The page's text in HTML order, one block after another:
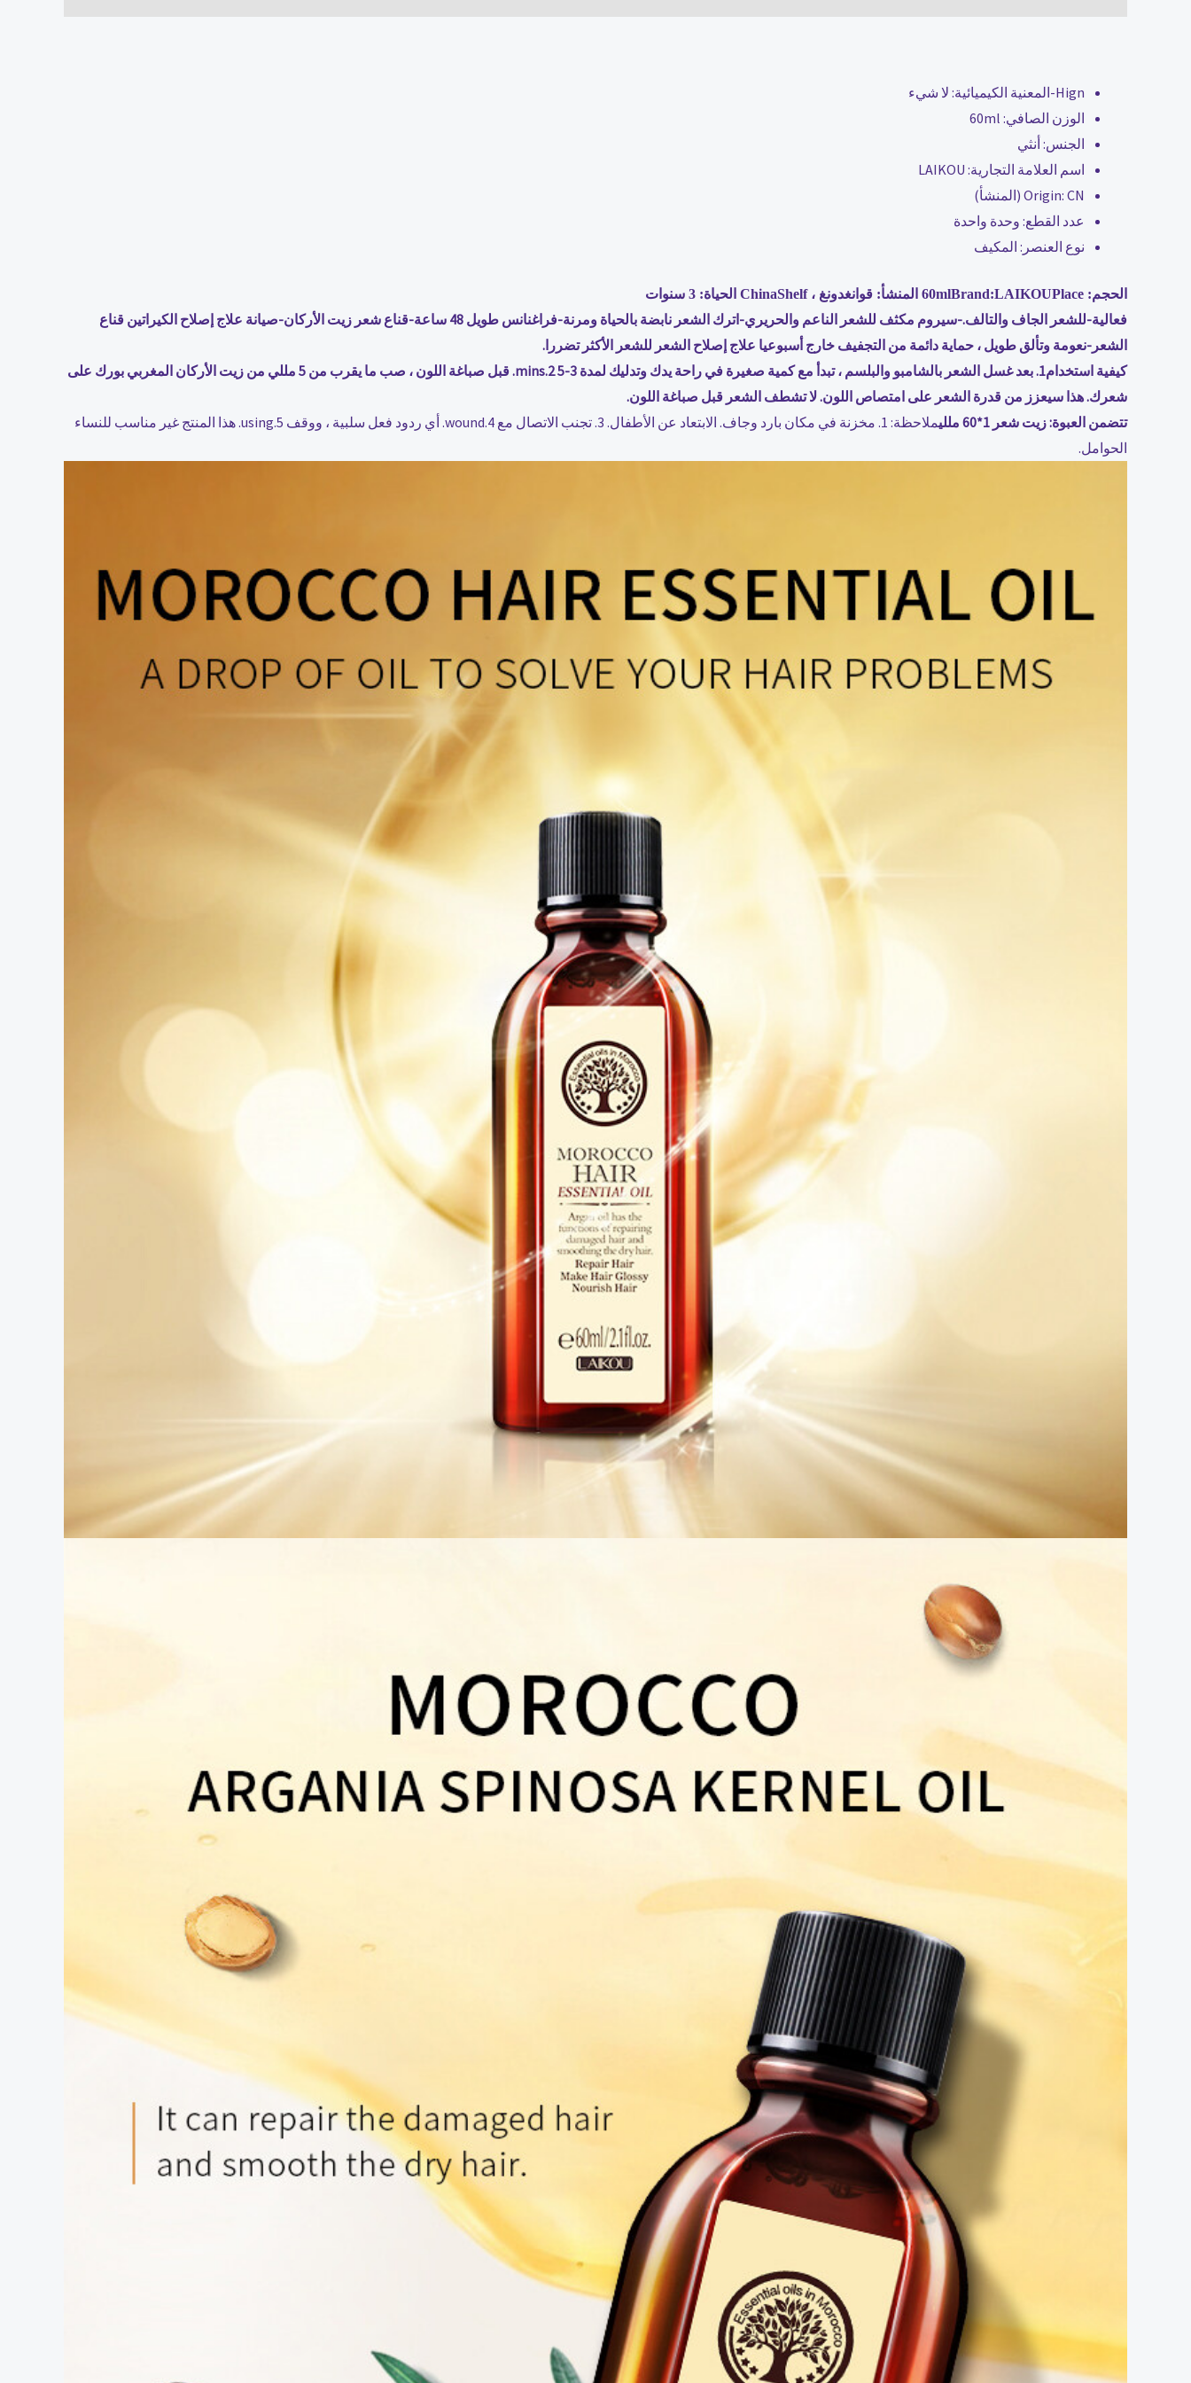
Hign-المعنية الكيميائية:
لا شيء
الوزن الصافي: 60ml
الجنس:أنثي
اسم العلامة التجارية: LAIKOU
Origin: CN (المنشأ)
عدد القطع: وحدة واحدة
نوع العنصر: المكيف
الحجم: 60mlBrand:LAIKOUPlace المنشأ: قوانغدونغ ، ChinaShelf الحياة: 3 سنوات
فعالية-للشعر الجاف والتالف.-سيروم مكثف للشعر الناعم والحريري-اترك الشعر نابضة بالحياة ومرنة-فراغنانس طويل 48 ساعة-قناع شعر زيت الأركان-صيانة علاج إصلاح الكيراتين قناع
الشعر-نعومة وتألق طويل ، حماية دائمة من التجفيف خارج أسبوعيا علاج إصلاح الشعر للشعر الأكثر تضررا.
كيفية استخدام1. بعد غسل الشعر بالشامبو والبلسم ، تبدأ مع كمية صغيرة في راحة يدك وتدليك لمدة 3-5 mins.2. قبل صباغة اللون ، صب ما يقرب من 5 مللي من زيت الأركان المغربي بورك على
شعرك. هذا سيعزز من قدرة الشعر على امتصاص اللون. لا تشطف الشعر قبل صباغة اللون.
تتضمن العبوة: زيت شعر 1*60 مللي
ملاحظة: 1. مخزنة في مكان بارد وجاف. الابتعاد عن الأطفال. 3. تجنب الاتصال مع wound.4. أي ردود فعل سلبية ، ووقف using.5. هذا المنتج غير مناسب للنساء
الحوامل.